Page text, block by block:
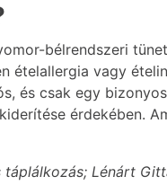
bélrendszeri
ételallergia vagy
és csak egy
érdekében.
Lénárt